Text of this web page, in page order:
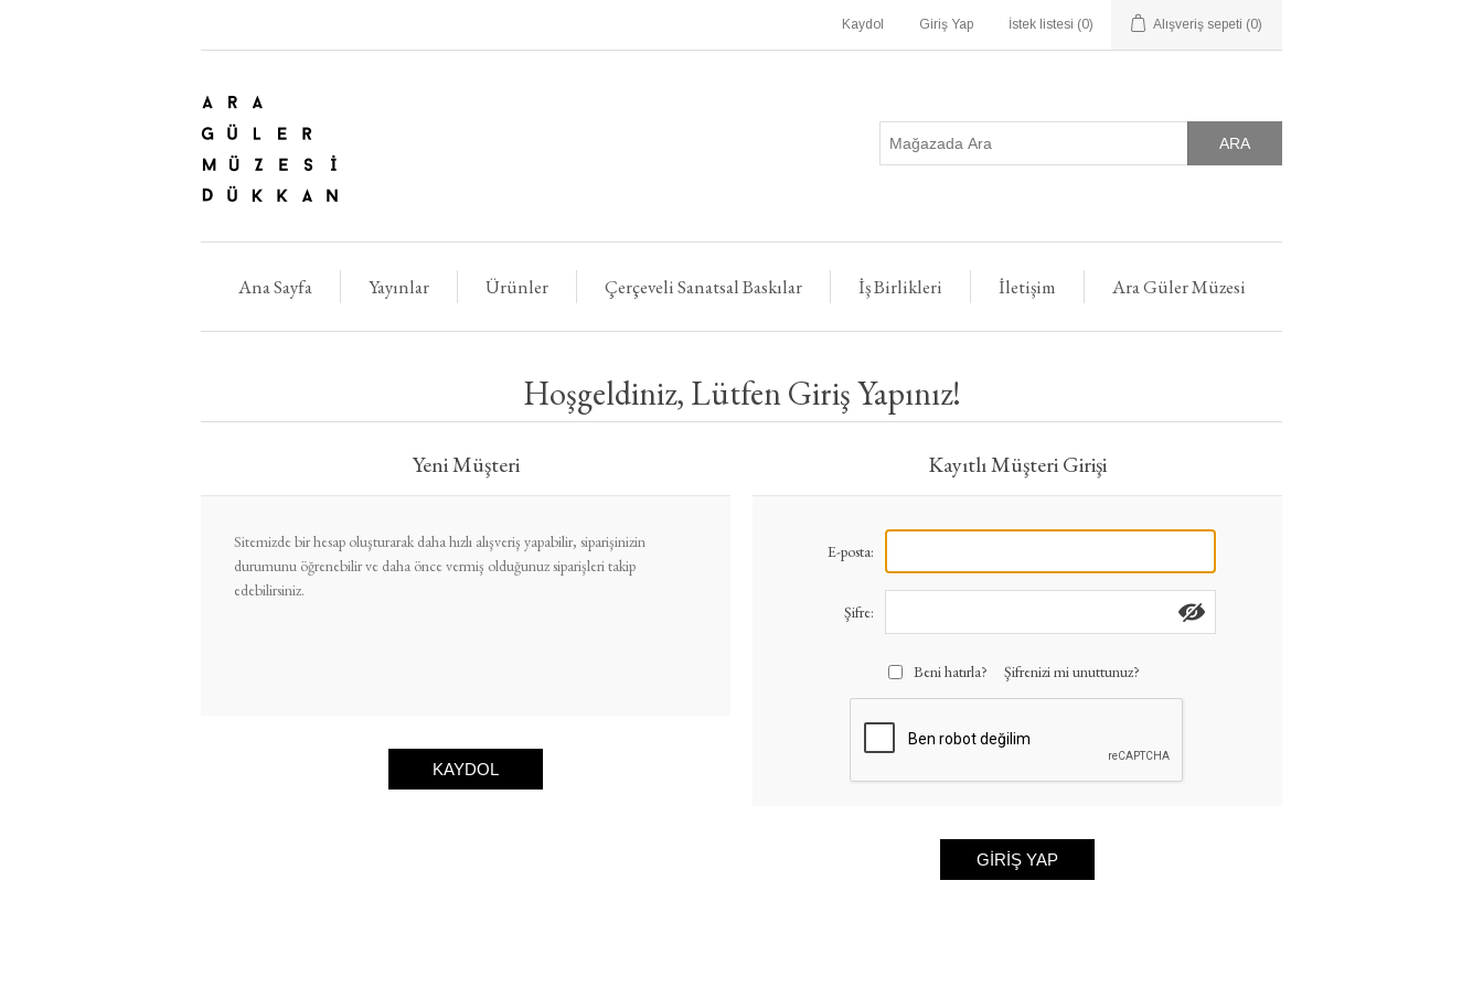
Kaydol Giriş Yap İstek listesi (0) Alışveriş sepeti (0)
ARA
Ana Sayfa Yayınlar Ürünler Çerçeveli Sanatsal Baskılar İş Birlikleri İletişim Ara Güler Müzesi
Hoşgeldiniz, Lütfen Giriş Yapınız!
Yeni Müşteri
Sitemizde bir hesap oluşturarak daha hızlı alışveriş yapabilir, siparişinizin
durumunu öğrenebilir ve daha önce vermiş olduğunuz siparişleri takip
edebilirsiniz.
KAYDOL
Kayıtlı Müşteri Girişi
E-posta:
Şifre:
Beni hatırla? Şifrenizi mi unuttunuz?
GIRIŞ YAP